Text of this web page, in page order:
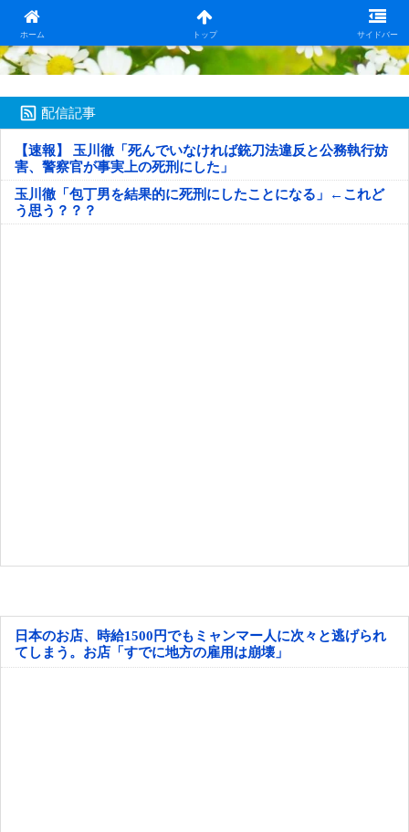
ホーム トップ サイドバー
日本第一！ニュース録
配信記事
【速報】 玉川徹「死んでいなければ銃刀法違反と公務執行妨
害、警察官が事実上の死刑にした」
玉川徹「包丁男を結果的に死刑にしたことになる」←これど
う思う？？？
日本のお店、時給1500円でもミャンマー人に次々と逃げられ
てしまう。お店「すでに地方の雇用は崩壊」